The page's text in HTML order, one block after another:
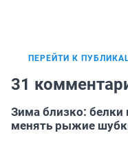
ПЕРЕЙТИ К
31
Зима близко: белки
менять рыжие